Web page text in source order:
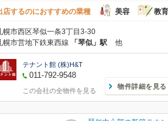
店するのにおすすめの業種
美容 教育
幌市西区琴似一条3丁目3-30
幌市営地下鉄東西線 「琴似」駅 他
テナント館 (株)H&T
011-792-9548
この会社の全物件を見る
物件詳細を見る